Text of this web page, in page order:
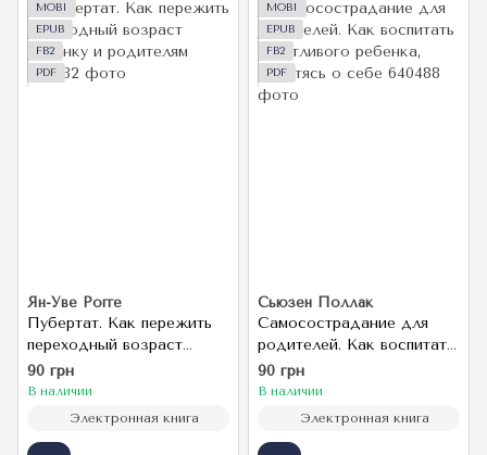
MOBI
EPUB
FB2
PDF
Ян-Уве Рогге
Пубертат. Как пережить
переходный возраст
ребенку и родителям
90 грн
В наличии
Электронная книга
MOBI
EPUB
FB2
PDF
Сьюзен Поллак
Самосострадание для
родителей. Как воспитать
счастливого ребенка,
заботясь о себе
90 грн
В наличии
Электронная книга